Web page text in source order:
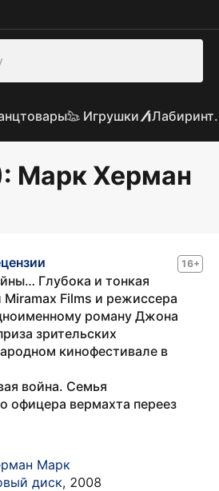
Игрушки
: Марк Херман
16+
Глубока и тонкая
Films и режиссера
роману Джона
зрительских
кинофестивале в
война. Семья
офицера вермахта переез
Марк
диск, 2008